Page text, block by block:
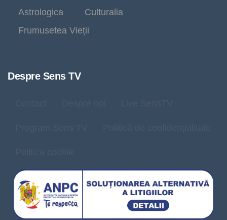
Astrologica
Culturalia
Frumusetea Vieții
Despre Sens TV